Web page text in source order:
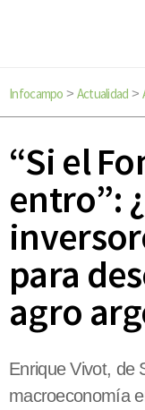
Infocampo > Actualidad >
“Si el
entro”:
para
agro
Enrique Vivot, de
macroeconomía